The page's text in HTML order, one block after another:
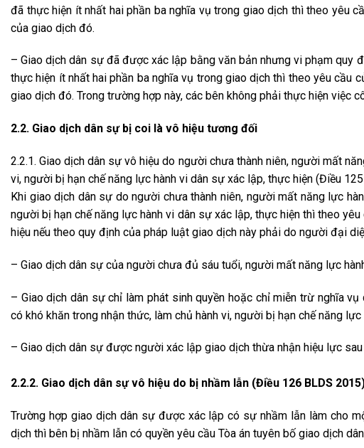
đã thực hiện ít nhất hai phần ba nghĩa vụ trong giao dịch thì theo yêu
của giao dịch đó.
– Giao dịch dân sự đã được xác lập bằng văn bản nhưng vi phạm quy
thực hiện ít nhất hai phần ba nghĩa vụ trong giao dịch thì theo yêu cầu
giao dịch đó. Trong trường hợp này, các bên không phải thực hiện việc
2.2. Giao dịch dân sự bị coi là vô hiệu tương đối
2.2.1. Giao dịch dân sự vô hiệu do người chưa thành niên, người mất
vi, người bị hạn chế năng lực hành vi dân sự xác lập, thực hiện (Điều
Khi giao dịch dân sự do người chưa thành niên, người mất năng lực
người bị hạn chế năng lực hành vi dân sự xác lập, thực hiện thì theo
hiệu nếu theo quy định của pháp luật giao dịch này phải do người đại
– Giao dịch dân sự của người chưa đủ sáu tuổi, người mất năng lực
– Giao dịch dân sự chỉ làm phát sinh quyền hoặc chỉ miễn trừ nghĩa
có khó khăn trong nhận thức, làm chủ hành vi, người bị hạn chế năng
– Giao dịch dân sự được người xác lập giao dịch thừa nhận hiệu lực
2.2.2. Giao dịch dân sự vô hiệu do bị nhầm lẫn (Điều 126 BLDS
Trường hợp giao dịch dân sự được xác lập có sự nhầm lẫn làm cho
dịch thì bên bị nhầm lẫn có quyền yêu cầu Tòa án tuyên bố giao dịch